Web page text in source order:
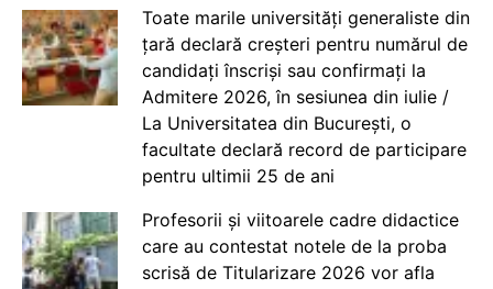
Toate marile universități generaliste din
țară declară creșteri pentru numărul de
candidați înscriși sau confirmați la
Admitere 2026, în sesiunea din iulie /
La Universitatea din București, o
facultate declară record de participare
pentru ultimii 25 de ani
Profesorii și viitoarele cadre didactice
care au contestat notele de la proba
scrisă de Titularizare 2026 vor afla